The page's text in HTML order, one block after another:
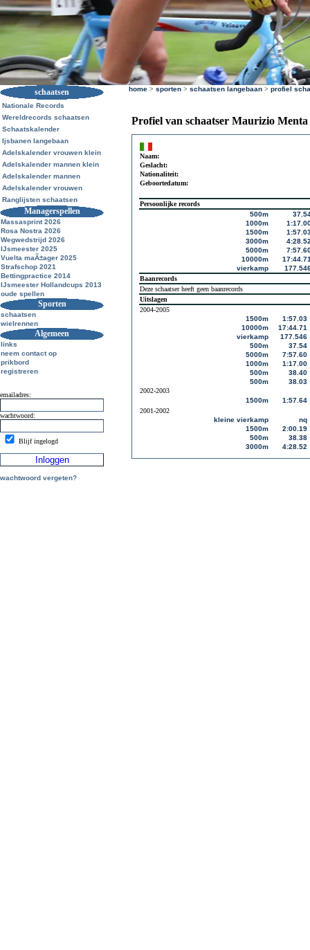
schaatsen
Nationale Records
Wereldrecords schaatsen
Schaatskalender
Ijsbanen langebaan
Adelskalender vrouwen klein
Adelskalender mannen klein
Adelskalender mannen
Adelskalender vrouwen
Ranglijsten schaatsen
Managerspellen
Massasprint 2026
Rosa Nostra 2026
Wegwedstrijd 2026
IJsmeester 2025
Vuelta maÃ±ager 2025
Strafschop 2021
Bettingpractice 2014
IJsmeester Hollandcups 2013
oude spellen
Sporten
schaatsen
wielrennen
Algemeen
links
neem contact op
prikbord
registreren
emailadres:
wachtwoord:
Blijf ingelogd
wachtwoord vergeten?
home > sporten > schaatsen langebaan > profiel
Profiel van schaatser Maurizio Menta
Naam:
Geslacht:
Nationaliteit:
Geboortedatum:
Persoonlijke records
500m
1000m
1500m
3000m
5000m
10000m
vierkamp
Baanrecords
Deze schaatser heeft geen baanrecords
Uitslagen
2004-2005
1500m
1:57.03
10000m
17:44.71
vierkamp
177.546
500m
37.54
5000m
7:57.60
1000m
1:17.00
500m
38.40
500m
38.03
2002-2003
1500m
1:57.64
2001-2002
kleine vierkamp
nq
1500m
2:00.19
500m
38.38
3000m
4:28.52